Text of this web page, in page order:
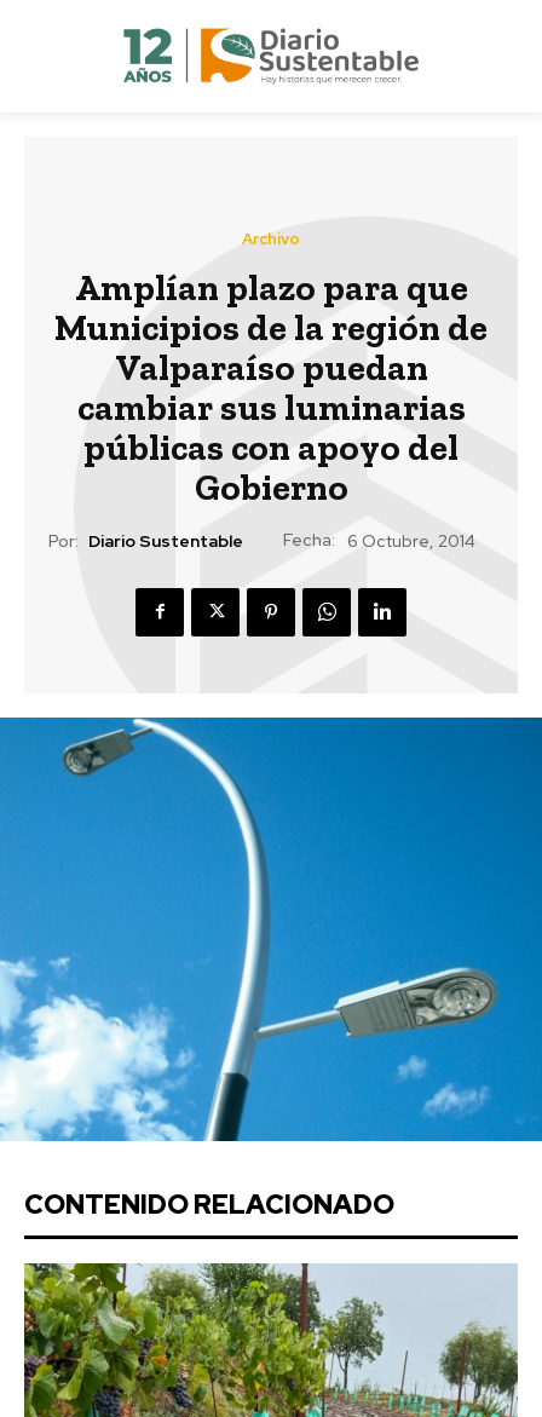
Archivo
Amplían plazo para que
Municipios de la región de
Valparaíso puedan
cambiar sus luminarias
públicas con apoyo del
Gobierno
Por: Diario Sustentable Fecha: 6 Octubre, 2014
CONTENIDO RELACIONADO